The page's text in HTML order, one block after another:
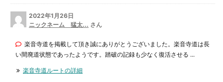
2022年1月26日
ニックネーム 猛太... さん
楽音寺道を掲載して頂き誠にありがとうございました。楽音寺道は長
い間廃道状態であったようです。踏破の記録も少なく復活させる ...
楽音寺道ルートの詳細